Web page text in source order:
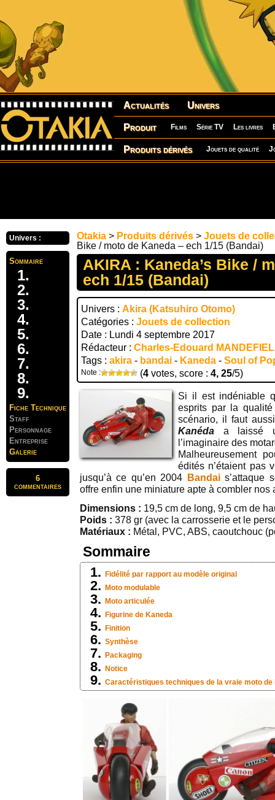
Actualités Univers
Produit Films Série TV Les livres
Produits dérivés Jouets de qualité
Univers :
Sommaire
Fiche Technique
Staff
Personnage
Entreprise
Galerie
6
commentaires
Otakia > Produits dérivés > Jouets de
Bike / moto de Kaneda – ech 1/15 (Bandai)
AKIRA : Kaneda’s Bike /
ech 1/15 (Bandai)
Univers : Akira (Katsuhiro Otomo)
Catégories : Jouets de collection
Date : Lundi 4 septembre 2017
Rédacteur : Charles-Edouard
Tags : akira - bandai - Kaneda - Soul of
Note : (4 votes, score : 4, 25/5)
Si il est indéniable
esprits par la
scénario, il faut
Kanéda a laissé
l’imaginaire des
Malheureusement
édités n’étaient pas
jusqu’à ce qu’en 2004
Bandais’attaque
offre enfin une miniature apte à combler nos
Dimensions : 19,5 cm de long, 9,5 cm de
Poids : 378 gr (avec la carrosserie et le
Matériaux : Métal, PVC, ABS, caoutchouc
Sommaire
Fidélité par rapport au modèle original
Moto modulable
Moto articulée
Figurine de Kaneda
Finition
Synthèse
Packaging
Notice
Caractéristiques techniques de la vraie moto de